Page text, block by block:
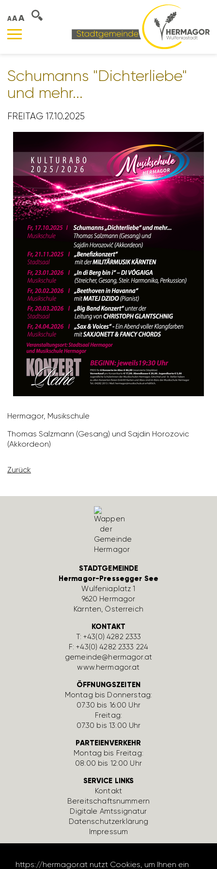
https://​hermagor.at nutzt Cookies, um Ihnen ein
AAA
Schu­manns "Dich­ter­liebe"
und mehr...
FREITAG 17.10.2025
Hermagor, Musik­schule
Thomas Salz­mann (Gesang) und Sajdin Horo­zovic
(Akkor­deon)
Zurück
STADTGEMEINDE
Hermagor-Pressegger See
Wulfe­nia­platz 1
9620 Hermagor
Kärnten, Öster­reich
KONTAKT
T:+43(0) 4282 2333
F: +43(0) 4282 2333 224
gemeinde@hermagor.at
www.hermagor.at
ÖFFNUNGSZEITEN
Montag bis Donnerstag:
07:30 bis 16:00 Uhr
Freitag:
07:30 bis 13:00 Uhr
PARTEIENVERKEHR
Montag bis Freitag:
08:00 bis 12:00 Uhr
SERVICE LINKS
Kontakt
Bereit­schafts­num­mern
Digi­tale Amts­si­gnatur
Daten­schutz­er­klä­rung
Impressum